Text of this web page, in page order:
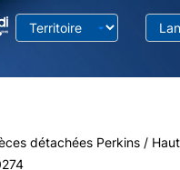
détachées Perkins /